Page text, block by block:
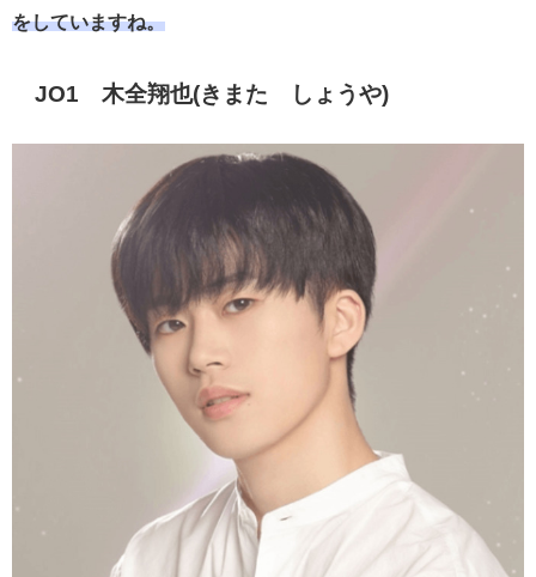
をしていますね。
JO1 木全翔也(きまた しょうや)